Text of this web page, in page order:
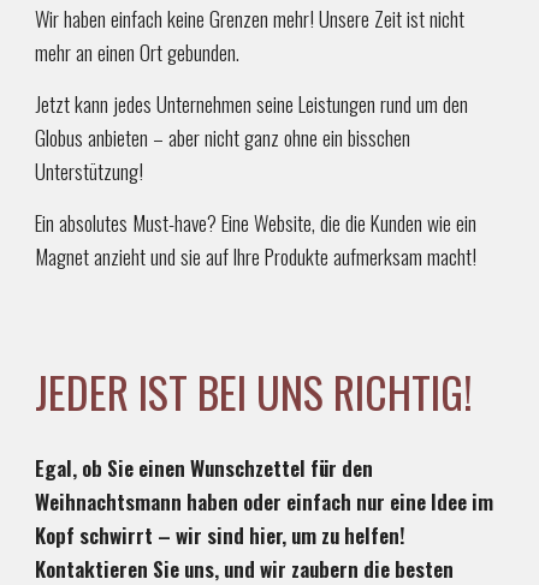
Wir haben einfach keine Grenzen mehr! Unsere Zeit ist nicht
mehr an einen Ort gebunden.
Jetzt kann jedes Unternehmen seine Leistungen rund um den
Globus anbieten – aber nicht ganz ohne ein bisschen
Unterstützung!
Ein absolutes Must-have? Eine Website, die die Kunden wie ein
Magnet anzieht und sie auf Ihre Produkte aufmerksam macht!
JEDER IST BEI UNS RICHTIG!
Egal, ob Sie einen Wunschzettel für den
Weihnachtsmann haben oder einfach nur eine Idee im
Kopf schwirrt – wir sind hier, um zu helfen!
Kontaktieren Sie uns, und wir zaubern die besten